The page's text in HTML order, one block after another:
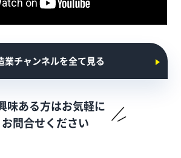
業チャンネルを全て見る
味ある方はお気軽に
お問合せください